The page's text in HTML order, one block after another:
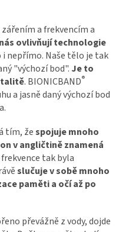
a frekvencím a
nás ovlivňují technologie
nepřímo. Naše tělo je tak
"výchozí bod". Je to
. BIONICBAND®
a jasně daný výchozí bod
tím, žespojuje mnoho
v angličtině znamená
tak byla
slučuje v sobě mnoho
paměti a očí až po
převážně z vody, dojde